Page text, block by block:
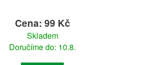
Cena: 99 Kč
Skladem
Doručíme do: 10.8.